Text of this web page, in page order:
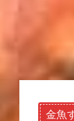
金魚